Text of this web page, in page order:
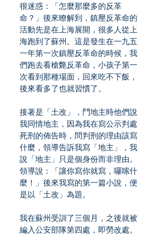
很迷惑：「怎麼那麼多的反革
命？」後來瞭解到，鎮壓反革命的
活動先是在上海展開，很多人從上
海跑到了蘇州。這是發生在一九五
一年第一次鎮壓反革命的時候，我
們跑去看槍斃反革命，小孩子第一
次看到那種場面，回來吃不下飯，
後來看多了也就習慣了。
接著是「土改」，鬥地主時他們說
我同情地主，因為我在寫公示判處
死刑的佈告時，問判刑的理由該寫
什麼，領導告訴我寫「地主」，我
說「地主」只是個身份而非理由。
領導說：「讓你寫你就寫，囉嗦什
麼！」後來我寫的第一篇小說，便
是以「土改」為題。
我在蘇州受訓了三個月，之後就被
編入公安部隊第四處，即勞改處。